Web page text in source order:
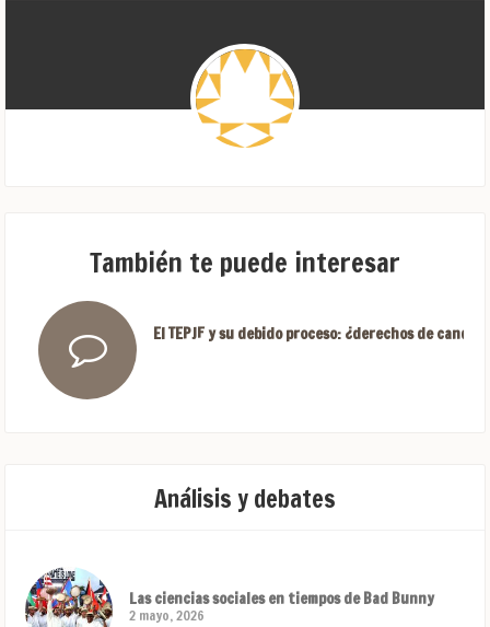
También te puede interesar
El TEPJF y su debido proceso: ¿derechos de
Análisis y debates
Las ciencias sociales en tiempos de Bad Bunny
2 mayo, 2026